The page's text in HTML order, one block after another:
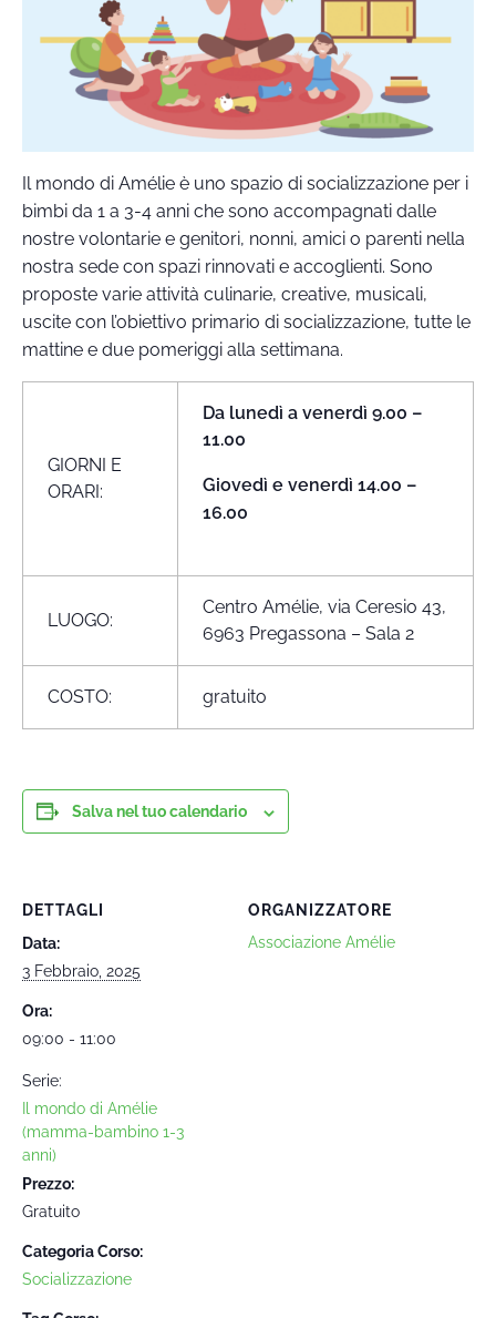
Il mondo di Amélie è uno spazio di socializzazione per i
bimbi da 1 a 3-4 anni che sono accompagnati dalle
nostre volontarie e genitori, nonni, amici o parenti nella
nostra sede con spazi rinnovati e accoglienti. Sono
proposte varie attività culinarie, creative, musicali,
uscite con l’obiettivo primario di socializzazione, tutte le
mattine e due pomeriggi alla settimana.
GIORNI E
ORARI:
Da lunedì a venerdì 9.00 –
11.00
Giovedì e venerdì 14.00 –
16.00
LUOGO:
Centro Amélie, via Ceresio 43,
6963 Pregassona – Sala 2
COSTO: gratuito
Salva nel tuo calendario
DETTAGLI
Data:
3 Febbraio, 2025
Ora:
09:00 - 11:00
Serie:
Il mondo di Amélie
(mamma-bambino 1-3
anni)
Prezzo:
Gratuito
Categoria Corso:
Socializzazione
ORGANIZZATORE
Associazione Amélie